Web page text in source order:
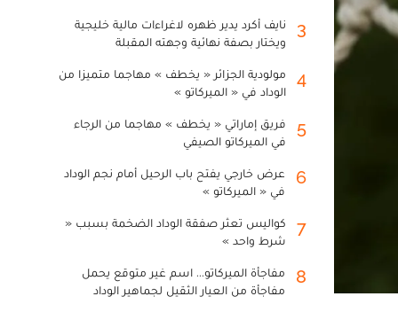
3
نايف أكرد يدير ظهره لاغراءات مالية خليجية
ويختار بصفة نهائية وجهته المقبلة
4
مولودية الجزائر « يخطف » مهاجما متميزا من
الوداد في « الميركاتو »
5
فريق إماراتي « يخطف » مهاجما من الرجاء
في الميركاتو الصيفي
6
عرض خارجي يفتح باب الرحيل أمام نجم الوداد
في « الميركاتو »
7
كواليس تعثر صفقة الوداد الضخمة بسبب «
شرط واحد »
8
مفاجأة الميركاتو... اسم غير متوقع يحمل
مفاجأة من العيار الثقيل لجماهير الوداد